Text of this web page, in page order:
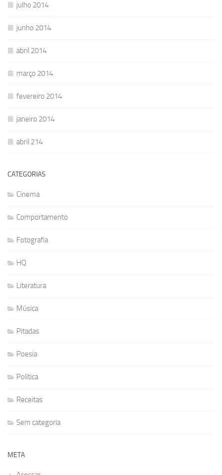
julho 2014
junho 2014
abril 2014
março 2014
fevereiro 2014
janeiro 2014
abril 214
CATEGORIAS
Cinema
Comportamento
Fotografia
HQ
Literatura
Música
Pitadas
Poesia
Política
Receitas
Sem categoria
META